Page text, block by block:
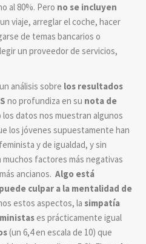
al 80%. Pero no se incluyen
viaje, arreglar el coche, hacer
de temas bancarios o
un proveedor de servicios,
análisis sobre los resultados
no profundiza en su nota de
datos nos muestran algunos
los jóvenes supuestamente han
y de igualdad, y sin
factores más negativas
ancianos. Algo está
culpar a la mentalidad de
estos aspectos, la simpatía
es prácticamente igual
(un 6,4 en escala de 10) que